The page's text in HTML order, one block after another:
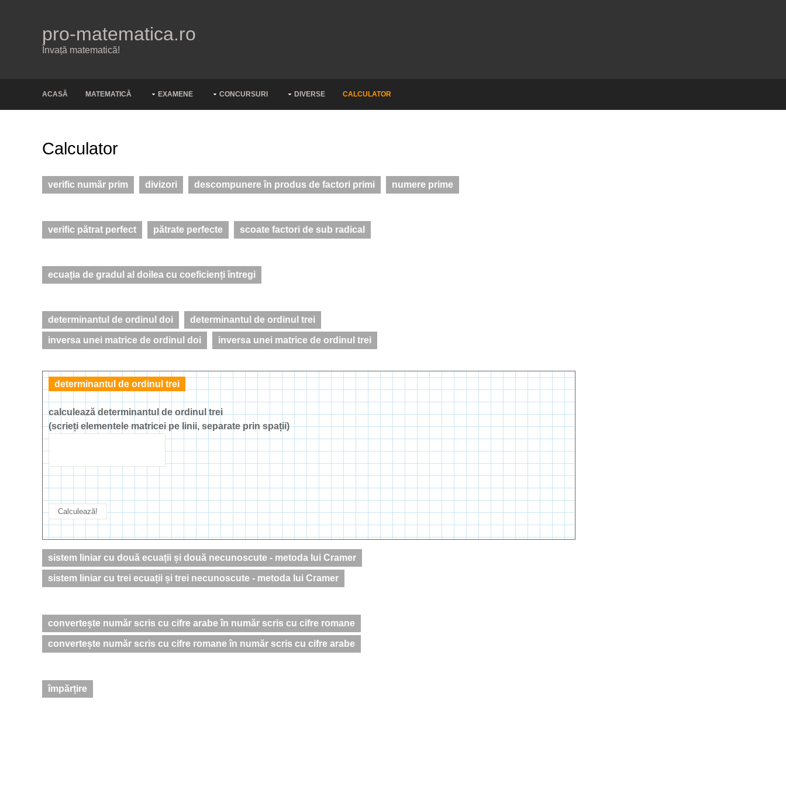
pro-matematica.ro
Învață matematică!
ACASĂ MATEMATICĂ EXAMENE CONCURSURI DIVERSE CALCULATOR
Calculator
verific număr prim divizori descompunere în produs de factori primi numere prime
verific pătrat perfect pătrate perfecte scoate factori de sub radical
ecuația de gradul al doilea cu coeficienți întregi
determinantul de ordinul doi determinantul de ordinul trei
inversa unei matrice de ordinul doi inversa unei matrice de ordinul trei
determinantul de ordinul trei
calculează determinantul de ordinul trei
(scrieți elementele matricei pe linii, separate prin spații)
sistem liniar cu două ecuații și două necunoscute - metoda lui Cramer
sistem liniar cu trei ecuații și trei necunoscute - metoda lui Cramer
convertește număr scris cu cifre arabe în număr scris cu cifre romane
convertește număr scris cu cifre romane în număr scris cu cifre arabe
împărțire